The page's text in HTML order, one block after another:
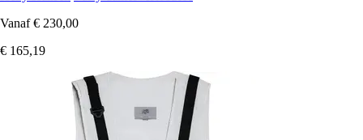
Vanaf € 230,00
€ 165,19